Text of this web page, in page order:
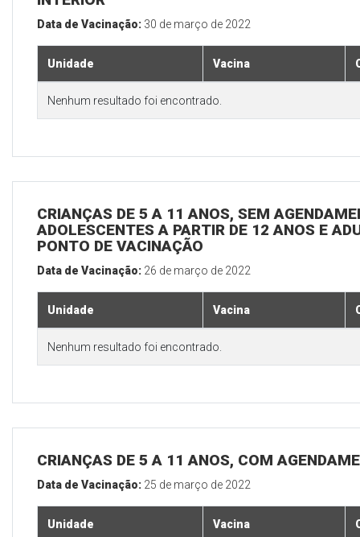
Data de Vacinação: 30 de março de 2022
Unidade Vacina
Nenhum resultado foi encontrado.
CRIANÇAS DE 5 A 11 ANOS, SEM
ADOLESCENTES A PARTIR DE 12 ANOS E
PONTO DE VACINAÇÃO
Data de Vacinação: 26 de março de 2022
Unidade Vacina
Nenhum resultado foi encontrado.
CRIANÇAS DE 5 A 11 ANOS, COM
Data de Vacinação: 25 de março de 2022
Unidade Vacina